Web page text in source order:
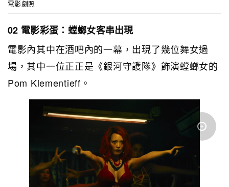
電影劇照
02 電影彩蛋：螳螂女客串出現
電影內其中在酒吧內的一幕，出現了幾位舞女過
場，其中一位正正是《銀河守護隊》飾演螳螂女的
Pom Klementieff。